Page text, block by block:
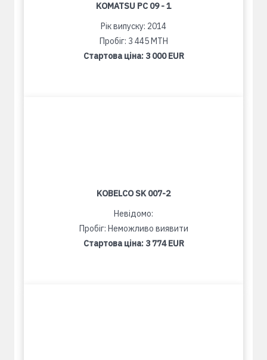
KOMATSU PC 09 - 1
Рік випуску: 2014
Пробіг: 3 445 MTH
Стартова ціна: 3 000 EUR
KOBELCO SK 007-2
Невідомо:
Пробіг: Неможливо виявити
Стартова ціна: 3 774 EUR